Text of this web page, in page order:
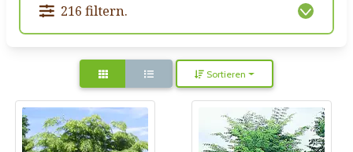
216 filtern.
Sortieren